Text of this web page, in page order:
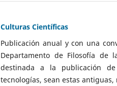
Culturas Científicas
Publicación anual y con una
Departamento de Filosofía de
destinada a la publicación
tecnologías, sean estas